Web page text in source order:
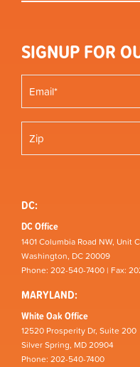
SIGNUP FOR
DC:
DC Office
1401 Columbia Road NW, Unit
Washington, DC 20009
Phone: 202-540-7400 | Fax:
MARYLAND:
White Oak Office
12520 Prosperity Dr, Suite 200
Silver Spring, MD 20904
Phone: 202-540-7400